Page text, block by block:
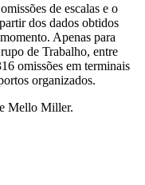
de escalas e o
dos dados obtidos
Apenas para
de Trabalho, entre
omissões em terminais
organizados.
Mello Miller.